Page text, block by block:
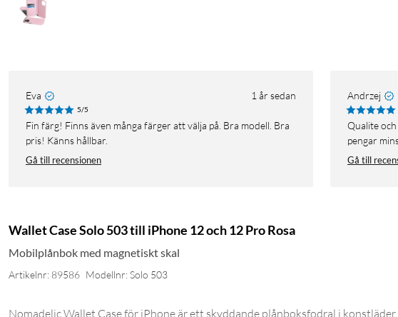
Eva 1 år sedan
5/5
Fin färg! Finns även många färger att välja på. Bra modell. Bra
pris! Känns hållbar.
Gå till recensionen
Andrzej
Qualite och prisvärd inköp för att skydda mobilen.... spårade
pengar
Gå till
Wallet Case Solo 503 till iPhone 12 och 12 Pro Rosa
Mobilplånbok med magnetiskt skal
Artikelnr: 89586 Modellnr: Solo 503
Nomadelic Wallet Case för iPhone är ett skyddande plånboksfodral i